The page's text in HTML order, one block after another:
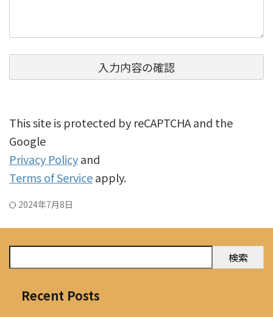
This site is protected by reCAPTCHA and the
Google
Privacy Policyand
Terms of Serviceapply.
2024年7月8日
検索
Recent Posts